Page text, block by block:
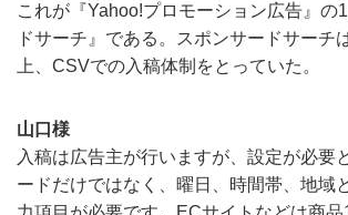
これが『Yahoo!プロモーション広告』の
ドサーチ』である。スポンサードサーチ
上、CSVでの入稿体制をとっていた。
山口様
入稿は広告主が行いますが、設定が必要
ードだけではなく、曜日、時間帯、地域